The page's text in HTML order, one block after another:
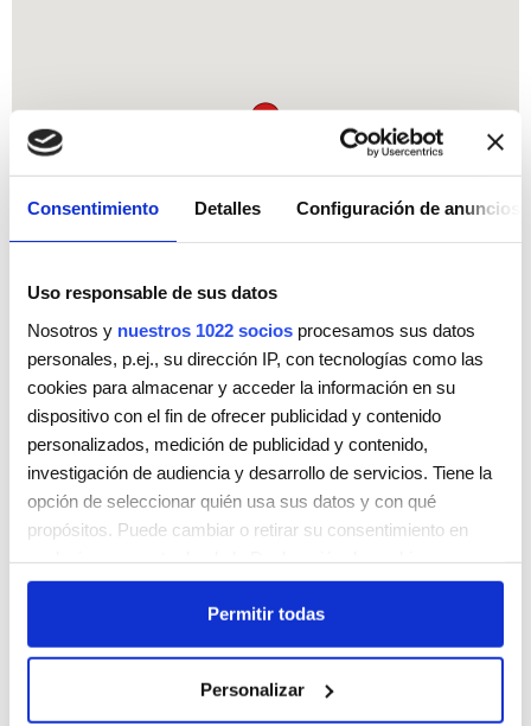
Consentimiento Detalles Configuración de anuncios
Uso responsable de sus datos
Nosotros y nuestros 1022 socios procesamos sus datos
personales, p.ej., su dirección IP, con tecnologías como las
cookies para almacenar y acceder la información en su
dispositivo con el fin de ofrecer publicidad y contenido
personalizados, medición de publicidad y contenido,
investigación de audiencia y desarrollo de servicios. Tiene la
opción de seleccionar quién usa sus datos y con qué
propósitos. Puede cambiar o retirar su consentimiento en
clicando en el Menú de consentimiento.
Si lo permite, también quisiéramos:
que puede tener una precisión de varios metros
Permitir todas
Personalizar
MONCLUS PERRUQUERS
Carrer del Sol, 39A
RipolletCataluña08291
España
Teléfono: 931256606
Lunes
9:00 AM - 5:00 PM
9:00 AM - 5:00 PM
Jueves
9:00 AM - 5:00 PM
9:00 AM - 5:00 PM